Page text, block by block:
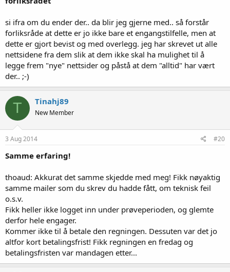
si ifra om du ender der.. da blir jeg gjerne med.. så forstår
forliksråde at dette er jo ikke bare et engangstilfelle, men at
dette er gjort bevist og med overlegg. jeg har skrevet ut alle
nettsidene fra dem slik at dem ikke skal ha mulighet til å
legge frem "nye" nettsider og påstå at dem "alltid" har vært
der.. ;-)
T Tinahj89
New Member
3 Aug 2014 #20
Samme erfaring!
thoaud: Akkurat det samme skjedde med meg! Fikk nøyaktig
samme mailer som du skrev du hadde fått, om teknisk feil
o.s.v.
Fikk heller ikke logget inn under prøveperioden, og glemte
derfor hele engager.
Kommer ikke til å betale den regningen. Dessuten var det jo
altfor kort betalingsfrist! Fikk regningen en fredag og
betalingsfristen var mandagen etter...